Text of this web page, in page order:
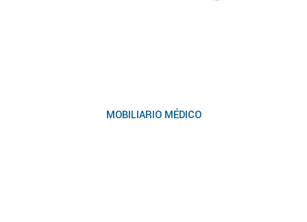
MOBILIARIO MÉDICO